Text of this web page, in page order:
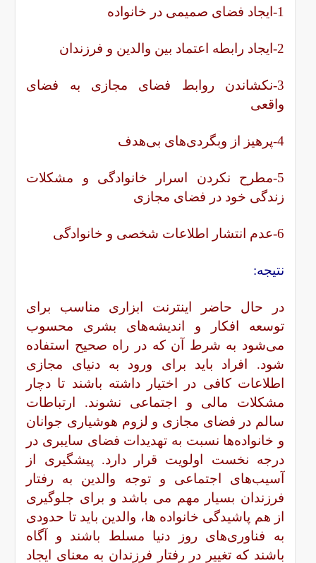
1-ایجاد فضای صمیمی در خانواده
2-ایجاد رابطه اعتماد بین والدین و فرزندان
3-نکشاندن روابط فضای مجازی به فضای
واقعی
4-پرهیز از وبگردی‌های بی‌هدف
5-مطرح نکردن اسرار خانوادگی و مشکلات
زندگی خود در فضای مجازی
6-عدم انتشار اطلاعات شخصی و خانوادگی
نتیجه:
در حال حاضر اینترنت ابزاری مناسب برای
توسعه افکار و اندیشه‌های بشری محسوب
می‌شود به شرط آن که در راه صحیح استفاده
شود. افراد باید برای ورود به دنیای مجازی
اطلاعات کافی در اختیار داشته باشند تا دچار
مشکلات مالی و اجتماعی نشوند. ارتباطات
سالم در فضای مجازی و لزوم هوشیاری جوانان
و خانواده‌ها نسبت به تهدیدات فضای سایبری در
درجه نخست اولویت قرار دارد. پیشگیری از
آسیب‌های اجتماعی و توجه والدین به رفتار
فرزندان بسیار مهم می باشد و برای جلوگیری
از هم پاشیدگی خانواده ها، والدین باید تا حدودی
به فناوری‌های روز دنیا مسلط باشند و آگاه
باشند که تغییر در رفتار فرزندان به معنای ایجاد